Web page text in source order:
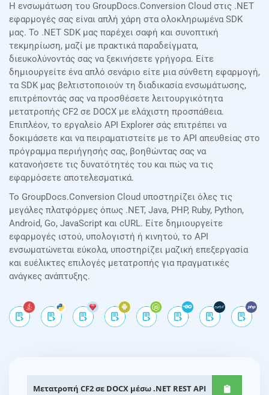
Η ενσωμάτωση του GroupDocs.Conversion Cloud στις .NET
εφαρμογές σας είναι απλή χάρη στα ολοκληρωμένα SDK
μας. Το .NET SDK μας παρέχει σαφή και συνοπτική
τεκμηρίωση, μαζί με πρακτικά παραδείγματα,
διευκολύνοντάς σας να ξεκινήσετε γρήγορα. Είτε
δημιουργείτε ένα απλό σενάριο είτε μια σύνθετη εφαρμογή,
τα SDK μας βελτιστοποιούν τη διαδικασία ενσωμάτωσης,
επιτρέποντάς σας να προσθέσετε λειτουργικότητα
μετατροπής CF2 σε DOCX με ελάχιστη προσπάθεια.
Επιπλέον, το εργαλείο API Explorer σάς επιτρέπει να
δοκιμάσετε και να πειραματιστείτε με το API απευθείας στο
πρόγραμμα περιήγησής σας, βοηθώντας σας να
κατανοήσετε τις δυνατότητές του και πώς να τις
εφαρμόσετε αποτελεσματικά.
Το GroupDocs.Conversion Cloud υποστηρίζει όλες τις
μεγάλες πλατφόρμες όπως .NET, Java, PHP, Ruby, Python,
Android, Go, JavaScript και cURL. Είτε δημιουργείτε
εφαρμογές ιστού, υπολογιστή ή κινητού, το API
ενσωματώνεται εύκολα, υποστηρίζει μαζική επεξεργασία
και ευέλικτες επιλογές μετατροπής για πραγματικές
ανάγκες ανάπτυξης.
Μετατροπή CF2 σε DOCX μέσω .NET REST API